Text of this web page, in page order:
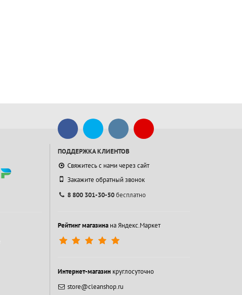
ПОДДЕРЖКА КЛИЕНТОВ
Свяжитесь с нами через сайт
Закажите обратный звонок
8 800 301-30-50бесплатно
Рейтинг магазинана Яндекс.Маркет
Интернет-магазинкруглосуточно
store@cleanshop.ru